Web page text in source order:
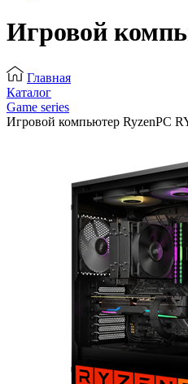
Игровой
Главная
Каталог
Game series
Игровой компьютер RyzenPC